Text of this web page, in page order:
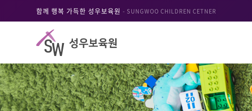
함께 행복 가득한 성우보육원 - SUNGWOO CHILDREN CETNER